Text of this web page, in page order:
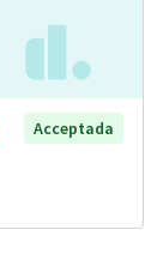
Acceptada